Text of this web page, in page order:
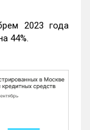
2023 года
44%.